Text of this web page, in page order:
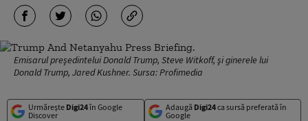
Emisarul preşedintelui Donald Trump, Steve Witkoff, şi ginerele lui
Donald Trump, Jared Kushner. Sursa: Profimedia
Urmărește Digi24în Google
Discover
Adaugă Digi24ca sursă preferată în
Google